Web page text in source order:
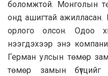
боломжтой. Монголын
онд ашигтай ажилласан.
орлого олсон. Одоо
нээгдэхээр энэ
Герман улсын төмөр
төмөр замын